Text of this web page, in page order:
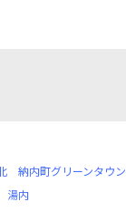
納内町グリーンタウン
湯内